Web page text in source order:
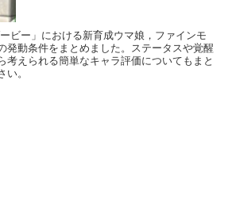
ビー」における新育成ウマ娘，ファインモ
発動条件をまとめました。ステータスや覚醒
考えられる簡単なキャラ評価についてもまと
い。